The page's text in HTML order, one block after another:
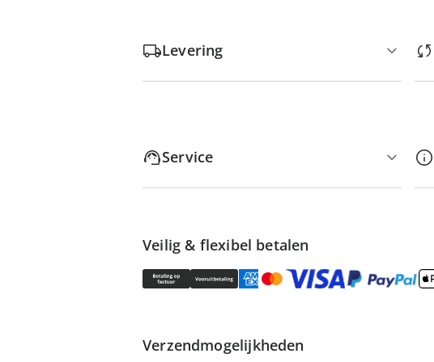
Levering
Service
Veilig & flexibel betalen
Verzendmogelijkheden